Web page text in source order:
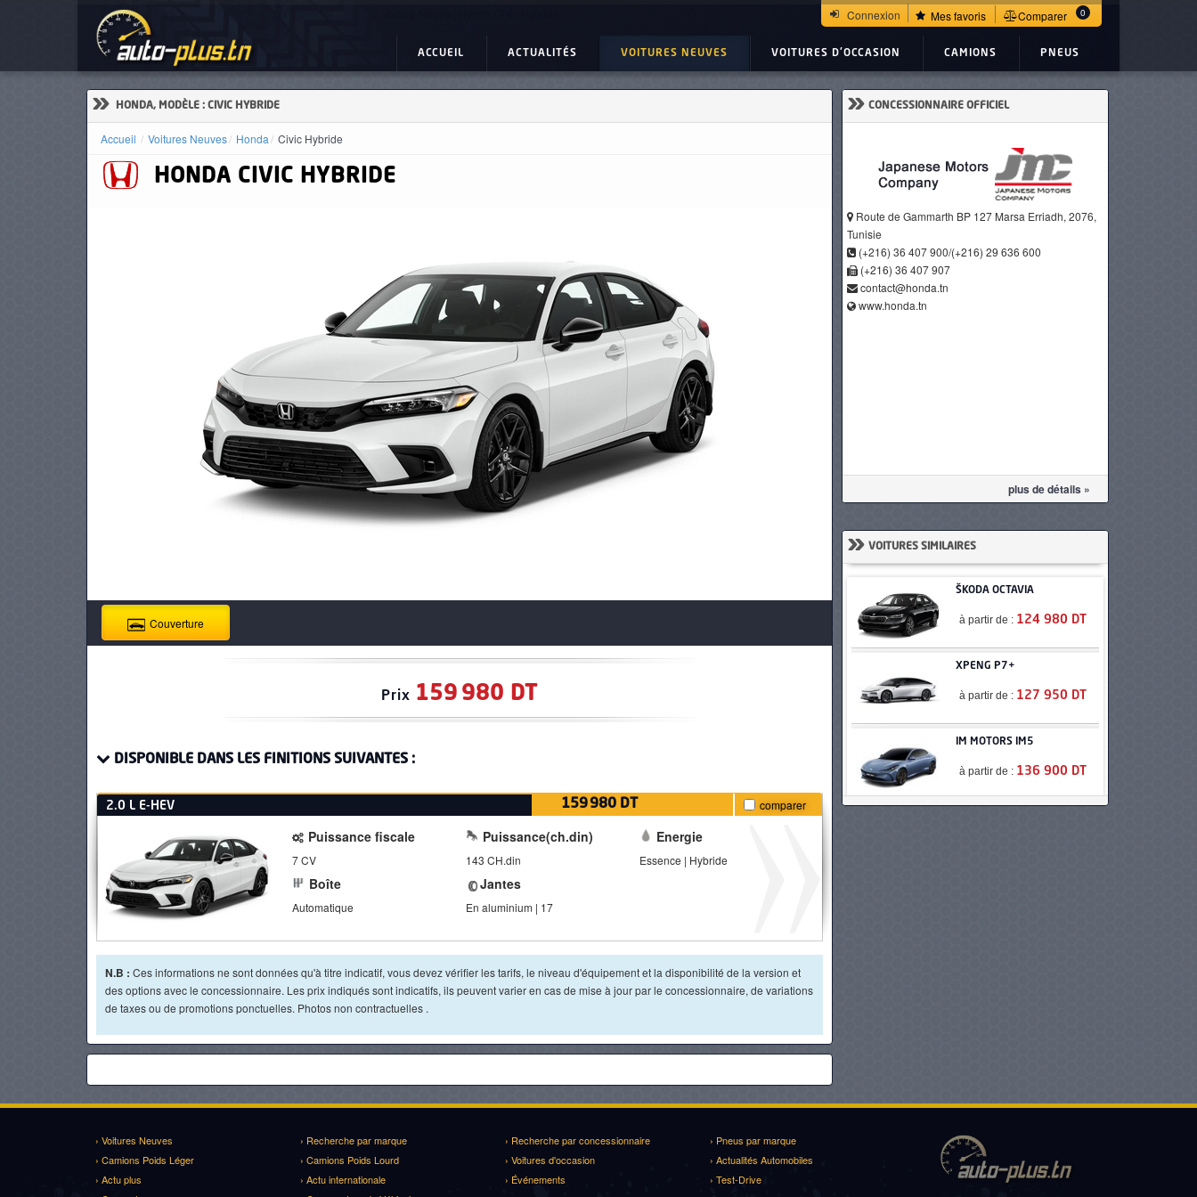
Connexion Mes favoris Comparer 0
ACCUEIL ACTUALITÉS VOITURES NEUVES VOITURES D'OCCASION CAMIONS PNEUS
» HONDA, MODÈLE : CIVIC HYBRIDE
Accueil Voitures Neuves Honda Civic Hybride
HONDA CIVIC HYBRIDE
Couverture
Prix 159 980 DT
DISPONIBLE DANS LES FINITIONS SUIVANTES :
comparer
2.0 L E-HEV 159 980 DT
Puissance fiscale
7 CV
Puissance(ch.din)
143 CH.din
Energie
Essence | Hybride
Boîte
Automatique
Jantes
En aluminium | 17
N.B : Ces informations ne sont données qu'à titre indicatif, vous devez vérifier les tarifs, le niveau d'équipement et la disponibilité de la version et
des options avec le concessionnaire. Les prix indiqués sont indicatifs, ils peuvent varier en cas de mise à jour par le concessionnaire, de variations
de taxes ou de promotions ponctuelles. Photos non contractuelles .
» CONCESSIONNAIRE OFFICIEL
Route de Gammarth BP 127 Marsa Erriadh, 2076,
Tunisie
(+216) 36 407 900/(+216) 29 636 600
(+216) 36 407 907
contact@honda.tn
www.honda.tn
plus de détails »
» VOITURES SIMILAIRES
ŠKODA OCTAVIA
à partir de : 124 980 DT
XPENG P7+
à partir de : 127 950 DT
IM MOTORS IM5
à partir de : 136 900 DT
BERLINE
à partir de :167 000 DT
› Voitures Neuves › Recherche par marque › Recherche par concessionnaire
› Pneus par marque
› Camions Poids Léger
› Camions Poids Lourd › Voitures d'occasion
› Actualités Automobiles
› Actu plus
› Actu internationale › Événements
› Test-Drive
ACTUALITÉS
VOITURES